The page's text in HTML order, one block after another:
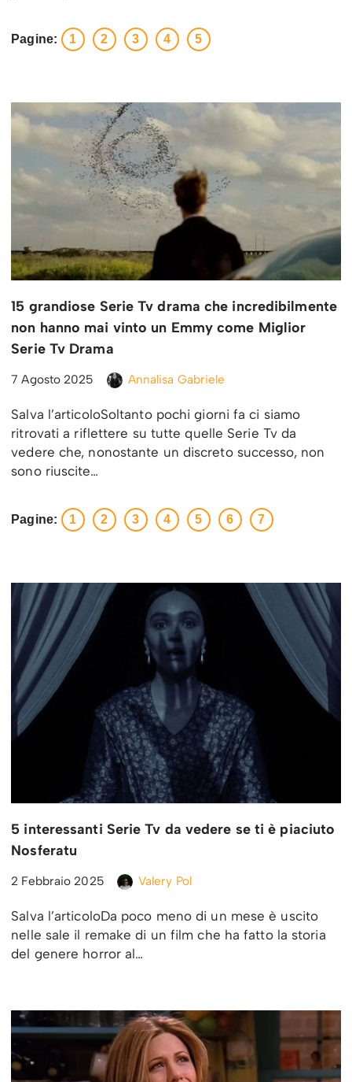
Pagine: 1 2 3 4 5
15 grandiose Serie Tv drama che incredibilmente
non hanno mai vinto un Emmy come Miglior
Serie Tv Drama
7 Agosto 2025 Annalisa Gabriele
Salva l’articoloSoltanto pochi giorni fa ci siamo
ritrovati a riflettere su tutte quelle Serie Tv da
vedere che, nonostante un discreto successo, non
sono riuscite…
Pagine: 1 2 3 4 5 6 7
5 interessanti Serie Tv da vedere se ti è piaciuto
Nosferatu
2 Febbraio 2025 Valery Pol
Salva l’articoloDa poco meno di un mese è uscito
nelle sale il remake di un film che ha fatto la storia
del genere horror al…